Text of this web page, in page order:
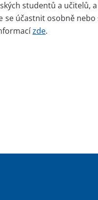
studentů a učitelů,
se účastnit osobně
zde.